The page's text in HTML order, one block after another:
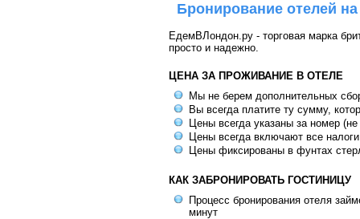
Бронирование отелей
ЕдемВЛондон.ру - торговая марка
просто и надежно.
ЦЕНА ЗА ПРОЖИВАНИЕ В ОТЕЛЕ
Мы не берем дополнительных
Вы всегда платите ту сумму,
Цены всегда указаны за номер
Цены всегда включают все
Цены фиксированы в фунтах
КАК ЗАБРОНИРОВАТЬ ГОСТИНИЦУ
Процесс бронирования отеля
минут